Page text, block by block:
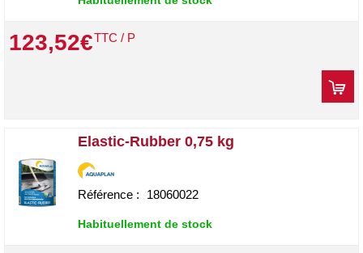
123,52€TTC / P
Elastic-Rubber 0,75 kg
Référence : 18060022
Habituellement de stock